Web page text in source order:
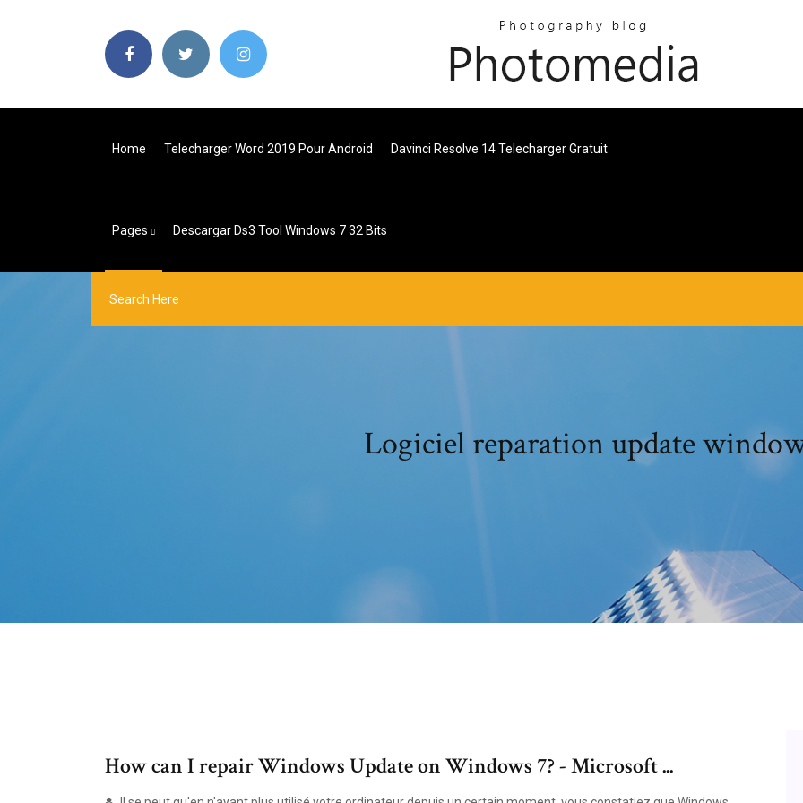
Home Telecharger Word 2019 Pour Android Davinci Resolve 14 Telecharger Gratuit
Pages Descargar Ds3 Tool Windows 7 32 Bits
Logiciel reparation update
How can I repair Windows Update on Windows 7? - Microsoft ...